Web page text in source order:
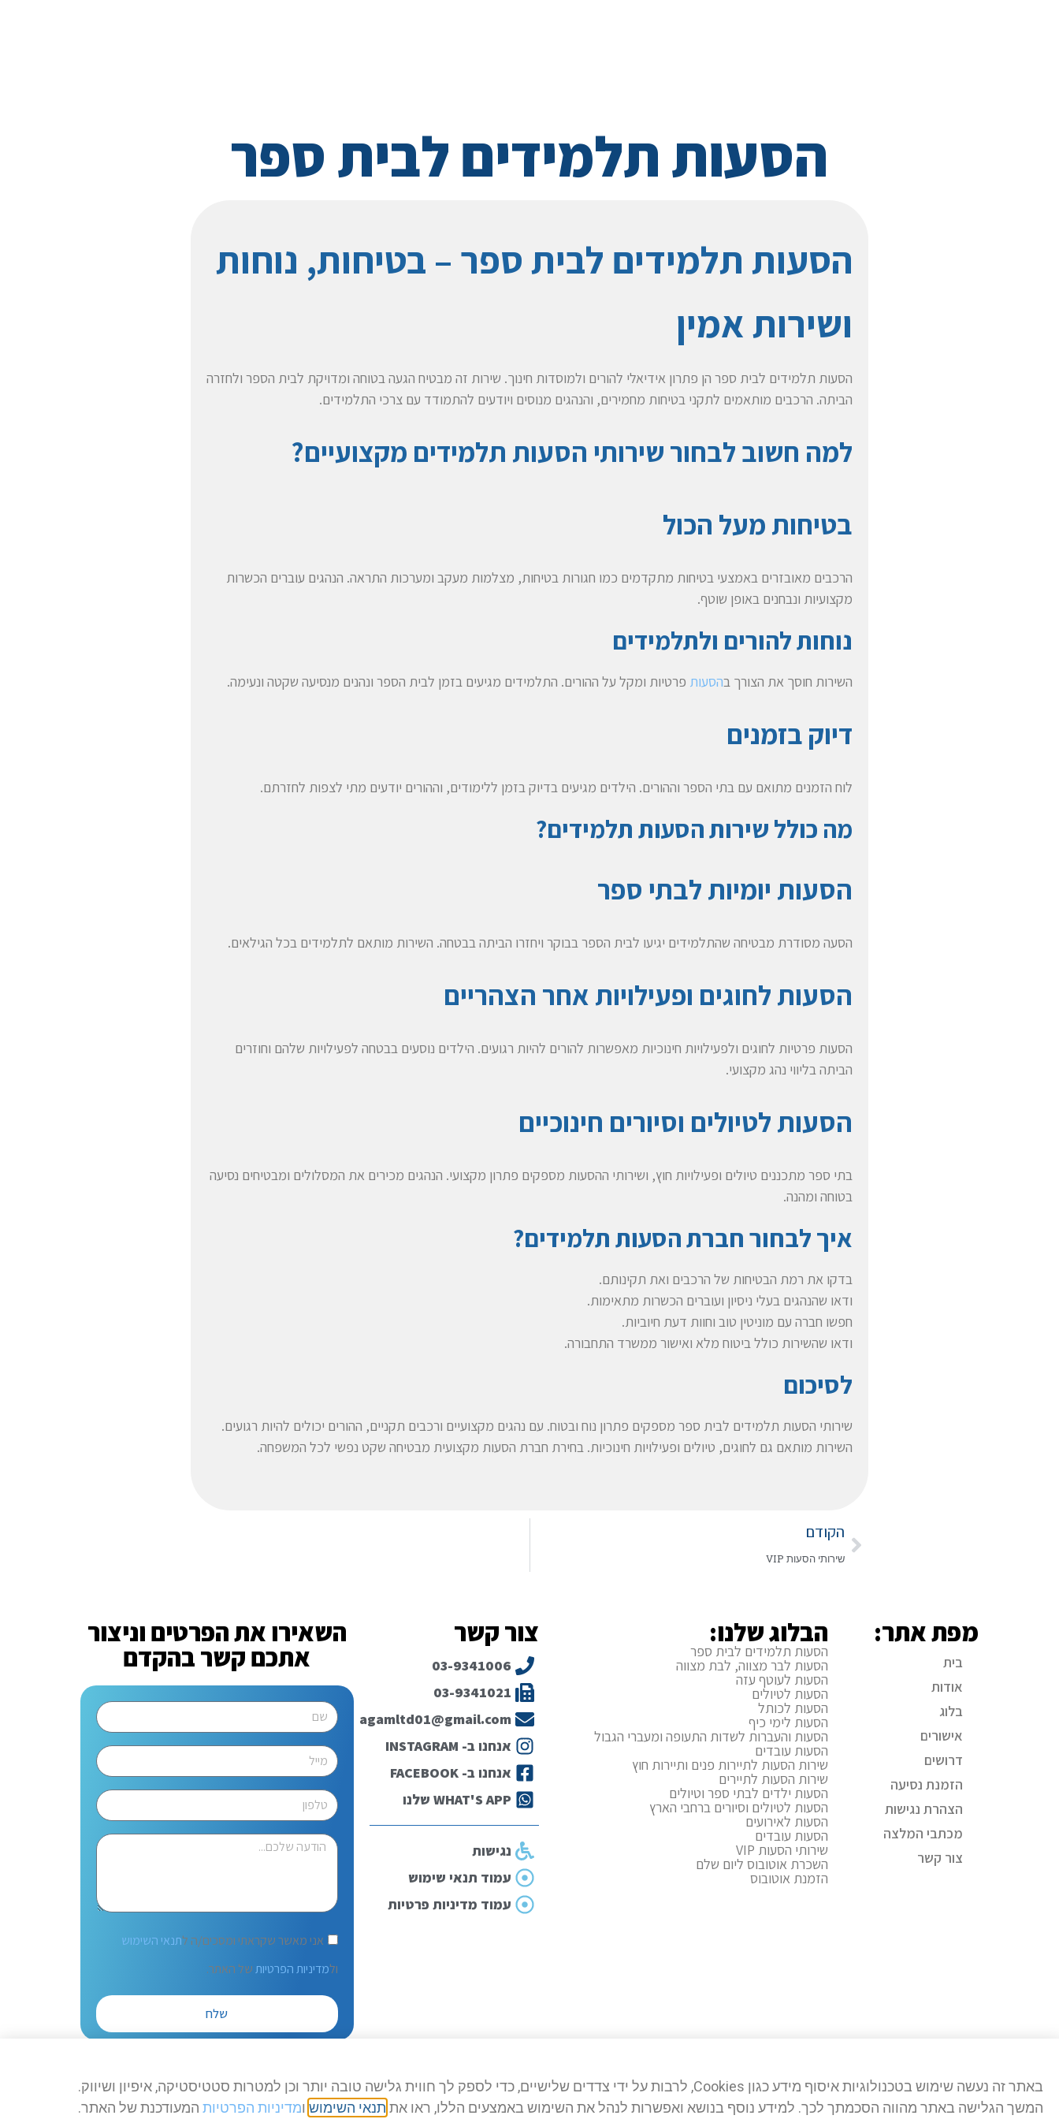
הסעות תלמידים לבית ספר
הסעות תלמידים לבית ספר – בטיחות, נוחות
ושירות אמין
הסעות תלמידים לבית ספר הן פתרון אידיאלי להורים ולמוסדות חינוך. שירות זה מבטיח הגעה בטוחה ומדויקת לבית הספר ולחזרה
הביתה. הרכבים מותאמים לתקני בטיחות מחמירים, והנהגים מנוסים ויודעים להתמודד עם צרכי התלמידים.
למה חשוב לבחור שירותי הסעות תלמידים מקצועיים?
בטיחות מעל הכול
הרכבים מאובזרים באמצעי בטיחות מתקדמים כמו חגורות בטיחות, מצלמות מעקב ומערכות התראה. הנהגים עוברים הכשרות
מקצועיות ונבחנים באופן שוטף.
נוחות להורים ולתלמידים
השירות חוסך את הצורך בהסעות פרטיות ומקל על ההורים. התלמידים מגיעים בזמן לבית הספר ונהנים מנסיעה שקטה ונעימה.
דיוק בזמנים
לוח הזמנים מתואם עם בתי הספר וההורים. הילדים מגיעים בדיוק בזמן ללימודים, וההורים יודעים מתי לצפות לחזרתם.
מה כולל שירות הסעות תלמידים?
הסעות יומיות לבתי ספר
הסעה מסודרת מבטיחה שהתלמידים יגיעו לבית הספר בבוקר ויחזרו הביתה בבטחה. השירות מותאם לתלמידים בכל הגילאים.
הסעות לחוגים ופעילויות אחר הצהריים
הסעות פרטיות לחוגים ולפעילויות חינוכיות מאפשרות להורים להיות רגועים. הילדים נוסעים בבטחה לפעילויות שלהם וחוזרים
הביתה בליווי נהג מקצועי.
הסעות לטיולים וסיורים חינוכיים
בתי ספר מתכננים טיולים ופעילויות חוץ, ושירותי ההסעות מספקים פתרון מקצועי. הנהגים מכירים את המסלולים ומבטיחים נסיעה
בטוחה ומהנה.
איך לבחור חברת הסעות תלמידים?
בדקו את רמת הבטיחות של הרכבים ואת תקינותם.
ודאו שהנהגים בעלי ניסיון ועוברים הכשרות מתאימות.
חפשו חברה עם מוניטין טוב וחוות דעת חיוביות.
ודאו שהשירות כולל ביטוח מלא ואישור ממשרד התחבורה.
לסיכום
שירותי הסעות תלמידים לבית ספר מספקים פתרון נוח ובטוח. עם נהגים מקצועיים ורכבים תקניים, ההורים יכולים להיות רגועים.
השירות מותאם גם לחוגים, טיולים ופעילויות חינוכיות. בחירת חברת הסעות מקצועית מבטיחה שקט נפשי לכל המשפחה.
הקודם
שירותי הסעות VIP
מפת אתר:
בית
אודות
בלוג
אישורים
דרושים
הזמנת נסיעה
הצהרת נגישות
מכתבי המלצה
צור קשר
הבלוג שלנו:
הסעות תלמידים לבית ספר
הסעות לבר מצווה, לבת מצווה
הסעות לעוטף עזה
הסעות לטיולים
הסעות לכותל
הסעות לימי כיף
הסעות והעברות לשדות התעופה ומעברי הגבול
הסעות עובדים
שירות הסעות לתיירות פנים ותיירות חוץ
שירות הסעות לתיירים
הסעות ילדים לבתי ספר וטיולים
הסעות לטיולים וסיורים ברחבי הארץ
הסעות לאירועים
הסעות עובדים
שירותי הסעות VIP
השכרת אוטובוס ליום שלם
הזמנת אוטובוס
צור קשר
03-9341006
03-9341021
agamltd01@gmail.com
אנחנו ב- INSTAGRAM
אנחנו ב- FACEBOOK
WHAT'S APP שלנו
נגישות
עמוד תנאי שימוש
עמוד מדיניות פרטיות
השאירו את הפרטים וניצור
אתכם קשר בהקדם
אני מאשר שקראתי ומסכים/ה לתנאי השימוש
ולמדיניות הפרטיותשל האתר.
שלח
באתר זה נעשה שימוש בטכנולוגיות איסוף מידע כגון Cookies, לרבות על ידי צדדים שלישיים, כדי לספק לך חווית גלישה טובה יותר וכן למטרות סטטיסטיקה, איפיון ושיווק.
המשך הגלישה באתר מהווה הסכמתך לכך. למידע נוסף בנושא ואפשרות לנהל את השימוש באמצעים הללו, ראו את תנאי השימוש ומדיניות הפרטיות המעודכנת של האתר.